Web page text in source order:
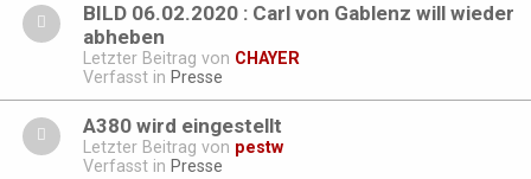
BILD 06.02.2020 : Carl von Gablenz will wieder
abheben
Letzter Beitrag von CHAYER
Verfasst in Presse
A380 wird eingestellt
Letzter Beitrag von pestw
Verfasst in Presse